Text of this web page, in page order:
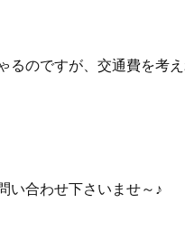
るのですが、交通費を考
い合わせ下さいませ～♪